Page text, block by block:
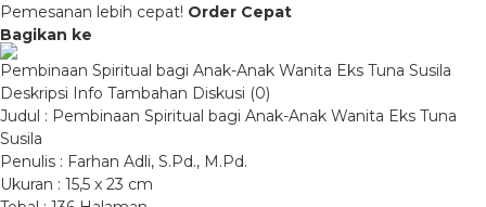
Pemesanan lebih cepat! Order Cepat
Bagikan ke
Pembinaan Spiritual bagi Anak-Anak Wanita Eks Tuna Susila
Deskripsi Info Tambahan Diskusi (0)
Judul : Pembinaan Spiritual bagi Anak-Anak Wanita Eks Tuna
Susila
Penulis : Farhan Adli, S.Pd., M.Pd.
Ukuran : 15,5 x 23 cm